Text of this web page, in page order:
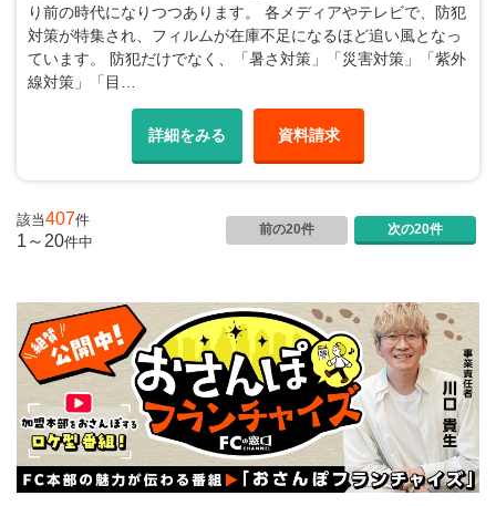
り前の時代になりつつあります。 各メディアやテレビで、防犯
対策が特集され、フィルムが在庫不足になるほど追い風となっ
ています。 防犯だけでなく、「暑さ対策」「災害対策」「紫外
線対策」「目…
詳細をみる 資料請求
該当407件
1～20件中
前の20件 次の20件